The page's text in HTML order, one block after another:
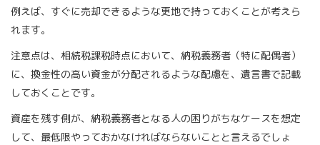
例えば、すぐに売却できるような更地で持っておくことが考えら
れます。
注意点は、相続税課税時点において、納税義務者（特に配偶者）
に、換金性の高い資金が分配されるような配慮を、遺言書で記載
しておくことです。
資産を残す側が、納税義務者となる人の困りがちなケースを想定
して、最低限やっておかなければならないことと言えるでしょ